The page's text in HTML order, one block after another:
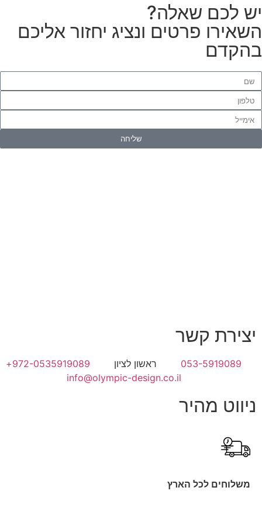
לכם שאלה?
פרטים ונציג יחזור אליכם
שליחה
ניווט מהיר
משלוחים לכל הארץ
יצירת קשר
053-5919089 ראשון לציון
972-0535919089+
info@olympic-design.co.il